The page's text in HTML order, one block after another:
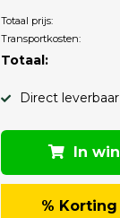
Totaal prijs:
Transportkosten:
Totaal:
Direct leverbaar
In
%